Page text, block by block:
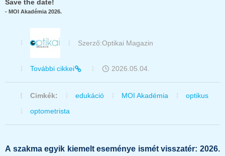
Save the date!
- MOI Akadémia 2026.
Szerző:Optikai Magazin
További cikkei 2026.05.04.
Cimkék: edukáció MOI Akadémia
optikus
optometrista
A szakma egyik kiemelt eseménye ismét visszatér: 2026.